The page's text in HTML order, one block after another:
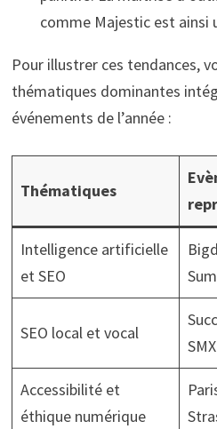
comme Majestic est ainsi
Pour illustrer ces tendances,
thématiques dominantes
événements de l’année :
Thématiques
Intelligence artificielle
et SEO
SEO local et vocal
Accessibilité et
éthique numérique